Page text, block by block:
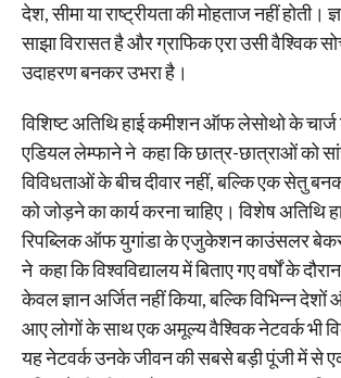
देश, सीमा या राष्ट्रीयता की मोहताज नहीं होती।
साझा विरासत है और ग्राफिक एरा उसी वैश्विक
उदाहरण बनकर उभरा है।
विशिष्ट अतिथि हाई कमीशन ऑफ लेसोथो के
एडियल लेम्फाने ने कहा कि छात्र-छात्राओं को
विविधताओं के बीच दीवार नहीं, बल्कि एक सेतु
को जोड़ने का कार्य करना चाहिए। विशेष
रिपब्लिक ऑफ युगांडा के एजुकेशन काउंसलर बेकर
ने कहा कि विश्वविद्यालय में बिताए गए वर्षों के
केवल ज्ञान अर्जित नहीं किया, बल्कि विभिन्न
आए लोगों के साथ एक अमूल्य वैश्विक नेटवर्क भी
यह नेटवर्क उनके जीवन की सबसे बड़ी पूंजी में से